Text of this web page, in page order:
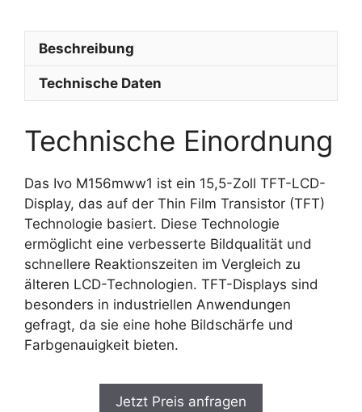
Beschreibung
Technische Daten
Technische Einordnung
Das Ivo M156mww1 ist ein 15,5-Zoll TFT-LCD-
Display, das auf der Thin Film Transistor (TFT)
Technologie basiert. Diese Technologie
ermöglicht eine verbesserte Bildqualität und
schnellere Reaktionszeiten im Vergleich zu
älteren LCD-Technologien. TFT-Displays sind
besonders in industriellen Anwendungen
gefragt, da sie eine hohe Bildschärfe und
Farbgenauigkeit bieten.
Jetzt Preis anfragen